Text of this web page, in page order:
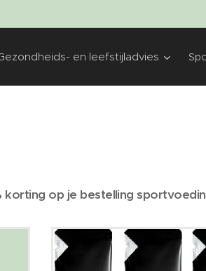
en leefstijladvies
korting op je bestelling